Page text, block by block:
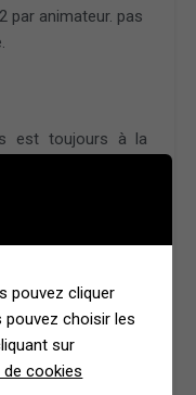
par animateur. pas
est toujours à la
du CDRP31, nous
Après avoir
le parking, nous
parking pour les
habituel étant
pouvez cliquer
pouvez choisir les
sur
cookies